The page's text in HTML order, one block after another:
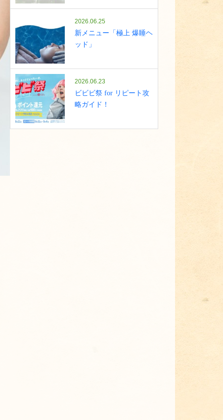
2026.06.25
新メニュー「極上 爆睡ヘ
ッド」
2026.06.23
ビビビ祭 for リピート攻
略ガイド！